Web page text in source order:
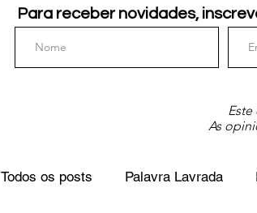
Para receber novidades,
As
Todos os posts Palavra Lavrada